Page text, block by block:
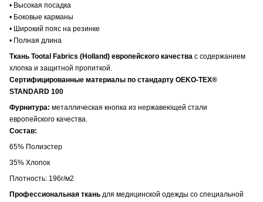
• Высокая посадка
• Боковые карманы
• Широкий пояс на резинке
• Полная длина
Ткань Tootal Fabrics (Holland) европейского качества с содержанием
хлопка и защитной пропиткой.
Сертифицированные материалы по стандарту OEKO-TEX®
STANDARD 100
Фурнитура: металлическая кнопка из нержавеющей стали
европейского качества.
Состав:
65% Полиэстер
35% Хлопок
Плотность: 196г/м2
Профессиональная ткань для медицинской одежды со специальной